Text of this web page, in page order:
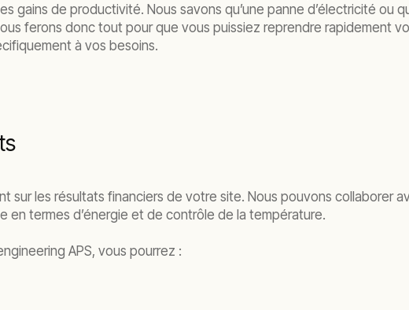
de productivité. Nous savons qu’une panne d’électricité ou
ferons donc tout pour que vous puissiez reprendre rapidement
à vos besoins.
sur les résultats financiers de votre site. Nous pouvons collaborer
termes d’énergie et de contrôle de la température.
APS, vous pourrez :